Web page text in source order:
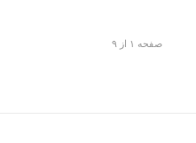
صفحه ۱ از ۹